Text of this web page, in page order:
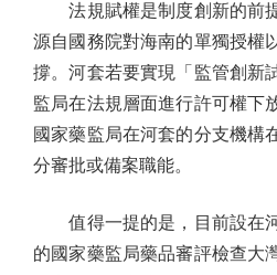
法規賦權是制度創新的前提
源自國務院對海南的單獨授權
撐。河套若要實現「監管創新
監局在法規層面進行許可權下
國家藥監局在河套的分支機構
分審批或備案職能。
值得一提的是，目前設在
的國家藥監局藥品審評檢查大